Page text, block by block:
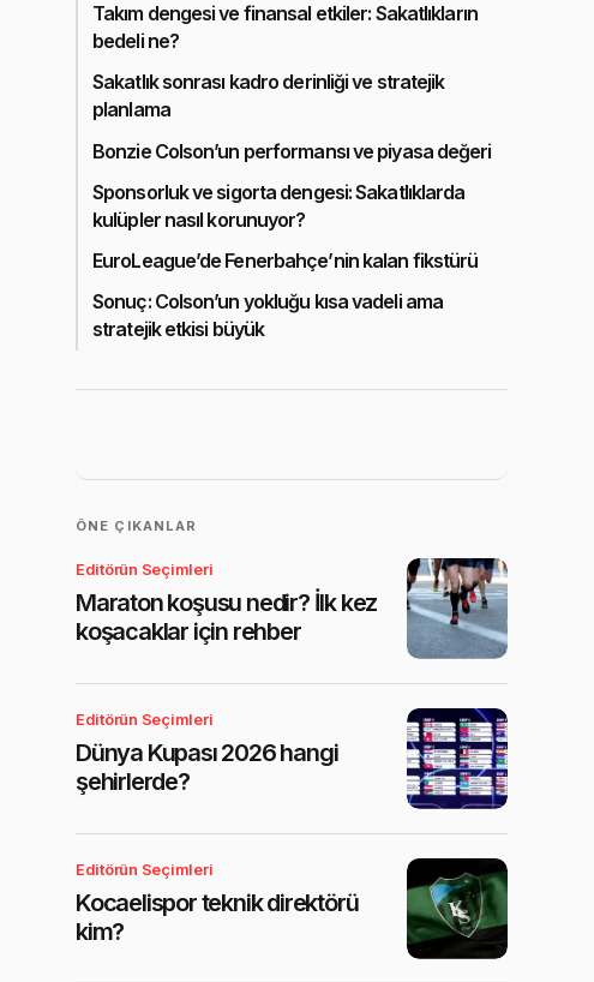
Takım dengesi ve finansal etkiler: Sakatlıkların
bedeli ne?
Sakatlık sonrası kadro derinliği ve stratejik
planlama
Bonzie Colson’un performansı ve piyasa değeri
Sponsorluk ve sigorta dengesi: Sakatlıklarda
kulüpler nasıl korunuyor?
EuroLeague’de Fenerbahçe’nin kalan fikstürü
Sonuç: Colson’un yokluğu kısa vadeli ama
stratejik etkisi büyük
ÖNE ÇIKANLAR
Editörün Seçimleri
Maraton koşusu nedir? İlk kez
koşacaklar için rehber
Editörün Seçimleri
Dünya Kupası 2026 hangi
şehirlerde?
Editörün Seçimleri
Kocaelispor teknik direktörü
kim?